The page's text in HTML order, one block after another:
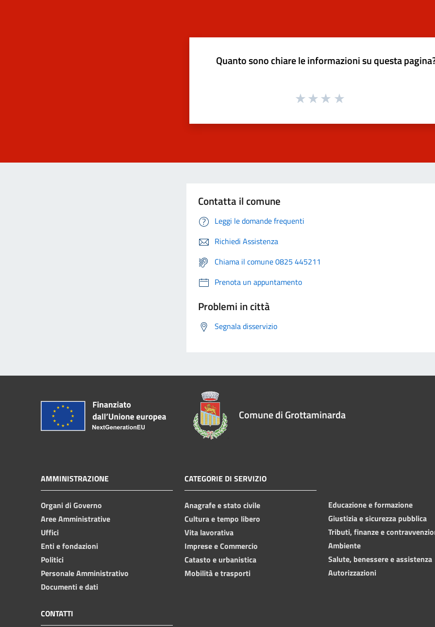
Quanto sono chiare le informazioni su questa
Contatta il comune
Leggi le domande frequenti
Richiedi Assistenza
Chiama il comune 0825 445211
Prenota un appuntamento
Problemi in città
Segnala disservizio
Comune di Grottaminarda
AMMINISTRAZIONE
Organi di Governo
Aree Amministrative
Uffici
Enti e fondazioni
Politici
Personale Amministrativo
Documenti e dati
CATEGORIE DI SERVIZIO
Anagrafe e stato civile
Cultura e tempo libero
Vita lavorativa
Imprese e Commercio
Catasto e urbanistica
Mobilità e trasporti
Educazione e formazione
Giustizia e sicurezza pubblica
Tributi, finanze e
Ambiente
Salute, benessere e assistenza
Autorizzazioni
CONTATTI